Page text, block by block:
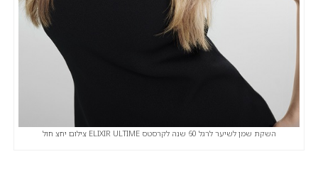
השקת שמן לשיער לרגל 60 שנה לקרסטס ELIXIR ULTIME צילום יחצ חול